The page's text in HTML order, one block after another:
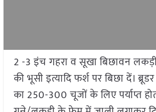
2 -3 इंच गहरा व सूखा बिछावन लकड़ी
की भूसी इत्यादि फर्श पर बिछा दें।
का 250-300 चूजों के लिए पर्याप्त